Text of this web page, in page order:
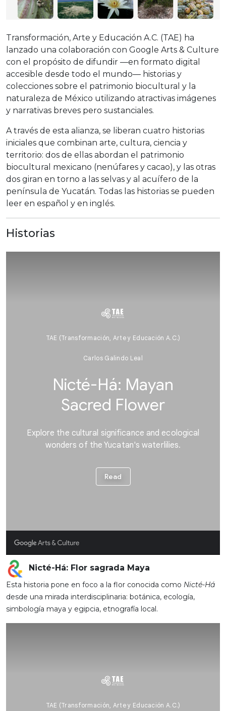
Transformación, Arte y Educación A.C. (TAE) ha
lanzado una colaboración con Google Arts & Culture
con el propósito de difundir —en formato digital
accesible desde todo el mundo— historias y
colecciones sobre el patrimonio biocultural y la
naturaleza de México utilizando atractivas imágenes
y narrativas breves pero sustanciales.
A través de esta alianza, se liberan cuatro historias
iniciales que combinan arte, cultura, ciencia y
territorio: dos de ellas abordan el patrimonio
biocultural mexicano (nenúfares y cacao), y las otras
dos giran en torno a las selvas y al acuífero de la
península de Yucatán. Todas las historias se pueden
leer en español y en inglés.
Historias
Nicté-Há: Flor sagrada Maya
Esta historia pone en foco a la flor conocida como Nicté-Há
desde una mirada interdisciplinaria: botánica, ecología,
simbología maya y egipcia, etnografía local.